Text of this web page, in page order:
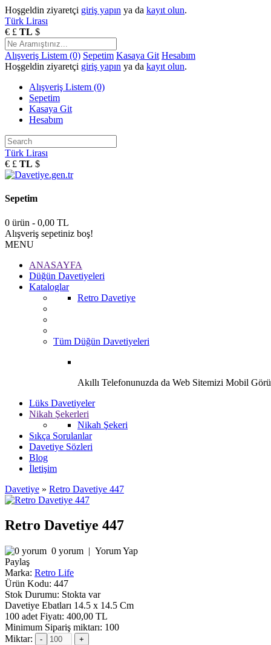
Hoşgeldin ziyaretçi giriş yapın ya da kayıt olun.
Türk Lirası
€ £ TL $
Alışveriş Listem (0) Sepetim Kasaya Git Hesabım
Hoşgeldin ziyaretçi giriş yapın ya da kayıt olun.
Alışveriş Listem (0)
Sepetim
Kasaya Git
Hesabım
Türk Lirası
€ £ TL $
Sepetim
0 ürün - 0,00 TL
Alışveriş sepetiniz boş!
MENU
ANASAYFA
Düğün Davetiyeleri
Kataloglar
Retro Davetiye
Tüm Düğün Davetiyeleri
Akıllı Telefonunuzda da Web Sitemizi Mobil
Lüks Davetiyeler
Nikah Şekerleri
Nikah Şekeri
Sıkça Sorulanlar
Davetiye Sözleri
Blog
İletişim
Davetiye » Retro Davetiye 447
Retro Davetiye 447
0 yorum | Yorum Yap
Paylaş
Marka: Retro Life
Ürün Kodu: 447
Stok Durumu: Stokta var
Davetiye Ebatları 14.5 x 14.5 Cm
100 adet Fiyatı: 400,00 TL
Minimum Sipariş miktarı: 100
Miktar: